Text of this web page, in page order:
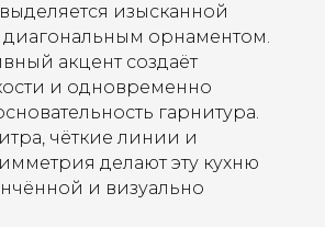
изысканной
орнаментом.
акцент создаёт
и одновременно
гарнитура.
чёткие линии и
делают эту кухню
и визуально